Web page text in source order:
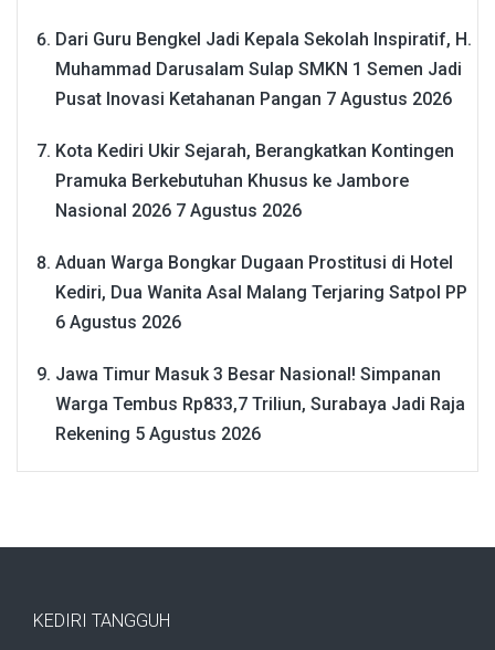
Dari Guru Bengkel Jadi Kepala Sekolah Inspiratif, H.
Muhammad Darusalam Sulap SMKN 1 Semen Jadi
Pusat Inovasi Ketahanan Pangan 7 Agustus 2026
Kota Kediri Ukir Sejarah, Berangkatkan Kontingen
Pramuka Berkebutuhan Khusus ke Jambore
Nasional 2026 7 Agustus 2026
Aduan Warga Bongkar Dugaan Prostitusi di Hotel
Kediri, Dua Wanita Asal Malang Terjaring Satpol PP
6 Agustus 2026
Jawa Timur Masuk 3 Besar Nasional! Simpanan
Warga Tembus Rp833,7 Triliun, Surabaya Jadi Raja
Rekening 5 Agustus 2026
KEDIRI TANGGUH